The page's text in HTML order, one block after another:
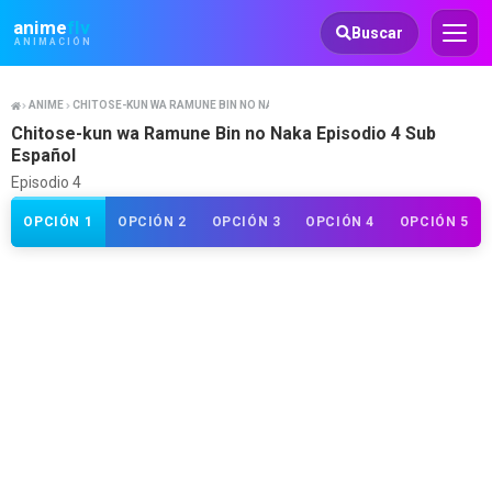
animeflv
ANIMACIÓN
Animeflv Buscar
ANIME CHITOSE-KUN WA RAMUNE BIN NO NAKA
Chitose-kun wa Ramune Bin no Naka Episodio 4 Sub
Español
Episodio 4
OPCIÓN 1 OPCIÓN 2 OPCIÓN 3 OPCIÓN 4 OPCIÓN 5